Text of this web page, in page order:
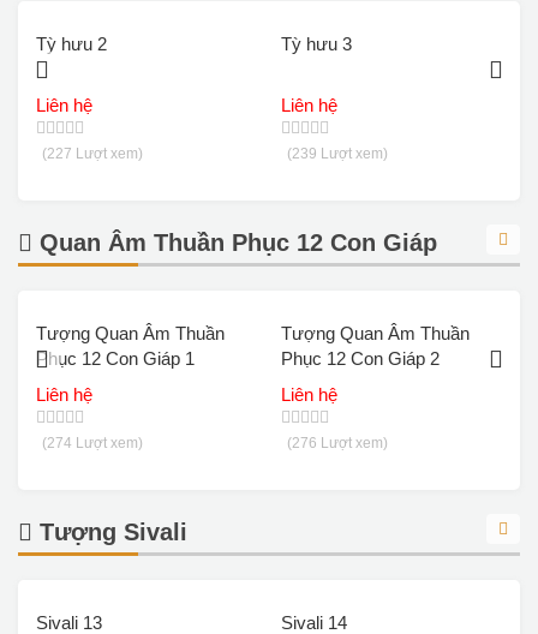
Tỳ hưu 2
Liên hệ
(227 Lượt xem)
Tỳ hưu 3
Liên hệ
(239 Lượt xem)
Quan Âm Thuần Phục 12 Con Giáp
Tượng Quan Âm Thuần
Phục 12 Con Giáp 1
Liên hệ
(274 Lượt xem)
Tượng Quan Âm Thuần
Phục 12 Con Giáp 2
Liên hệ
(276 Lượt xem)
Tượng Sivali
Sivali 13 Sivali 14